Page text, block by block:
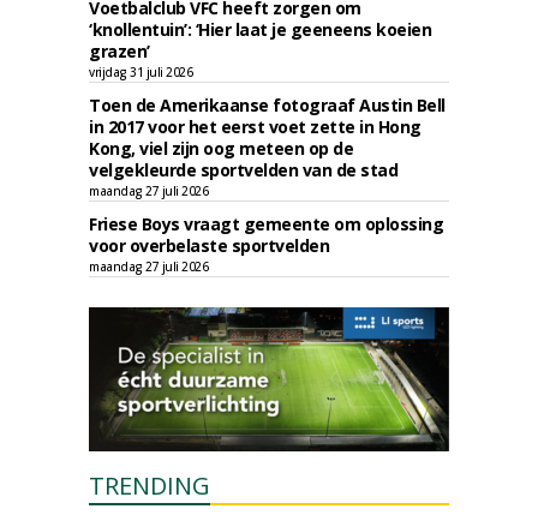
Voetbalclub VFC heeft zorgen om
‘knollentuin’: ‘Hier laat je geeneens koeien
grazen’
vrijdag 31 juli 2026
Toen de Amerikaanse fotograaf Austin Bell
in 2017 voor het eerst voet zette in Hong
Kong, viel zijn oog meteen op de
velgekleurde sportvelden van de stad
maandag 27 juli 2026
Friese Boys vraagt gemeente om oplossing
voor overbelaste sportvelden
maandag 27 juli 2026
TRENDING